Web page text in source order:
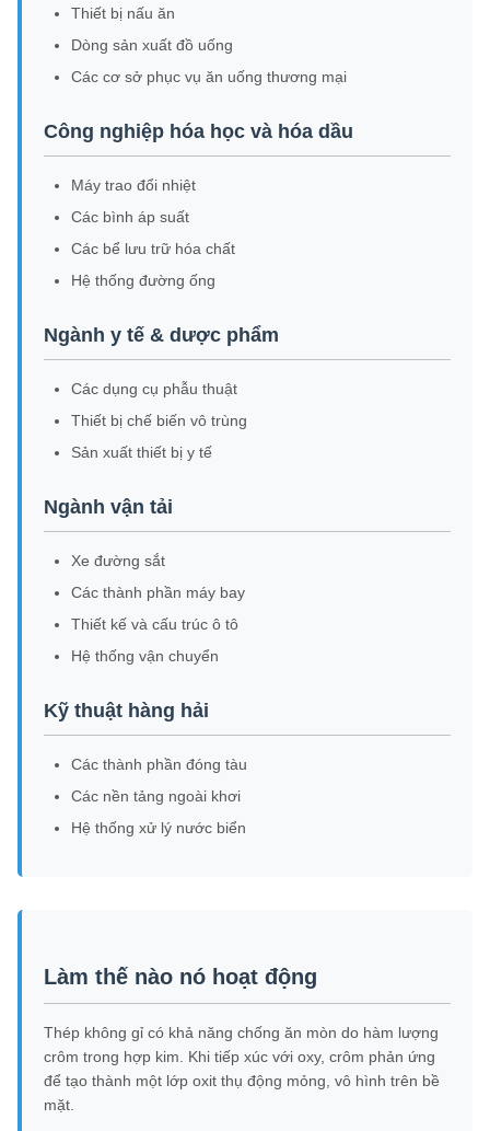
Thiết bị nấu ăn
Dòng sản xuất đồ uống
Các cơ sở phục vụ ăn uống thương mại
Công nghiệp hóa học và hóa dầu
Máy trao đổi nhiệt
Các bình áp suất
Các bể lưu trữ hóa chất
Hệ thống đường ống
Ngành y tế & dược phẩm
Các dụng cụ phẫu thuật
Thiết bị chế biến vô trùng
Sản xuất thiết bị y tế
Ngành vận tải
Xe đường sắt
Các thành phần máy bay
Thiết kế và cấu trúc ô tô
Hệ thống vận chuyển
Kỹ thuật hàng hải
Các thành phần đóng tàu
Các nền tảng ngoài khơi
Hệ thống xử lý nước biển
Làm thế nào nó hoạt động
Thép không gỉ có khả năng chống ăn mòn do hàm lượng
crôm trong hợp kim. Khi tiếp xúc với oxy, crôm phản ứng
để tạo thành một lớp oxit thụ động mỏng, vô hình trên bề
mặt.